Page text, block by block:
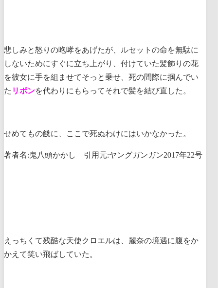
悲しみと怒りの咆哮をあげたが、ルセットの命を無駄に
しないためにすぐに立ち上がり、付けていた髪飾りの花
を彼女に手を組ませてそっと乗せ、死の間際に掴んでい
た リボンを代わりにもらってそれで髪を結び直した。
せめてもの餞に、ここで死ぬわけにはいかなかった。
著者名:鬼八頭かかし 引用元:ヤングガンガン2017年22号
えっちくて残酷な天使クロエルは、麗奈の境遇に腹をか
かえて笑い飛ばしていた。